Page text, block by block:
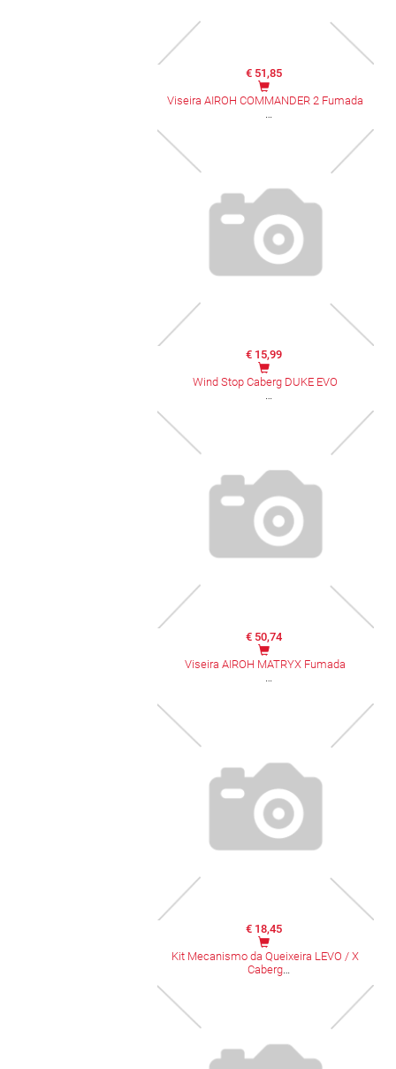
€ 51,85
Viseira AIROH COMMANDER 2 Fumada
€ 15,99
Wind Stop Caberg DUKE EVO
€ 50,74
Viseira AIROH MATRYX Fumada
€ 18,45
Kit Mecanismo da Queixeira LEVO / X
Caberg